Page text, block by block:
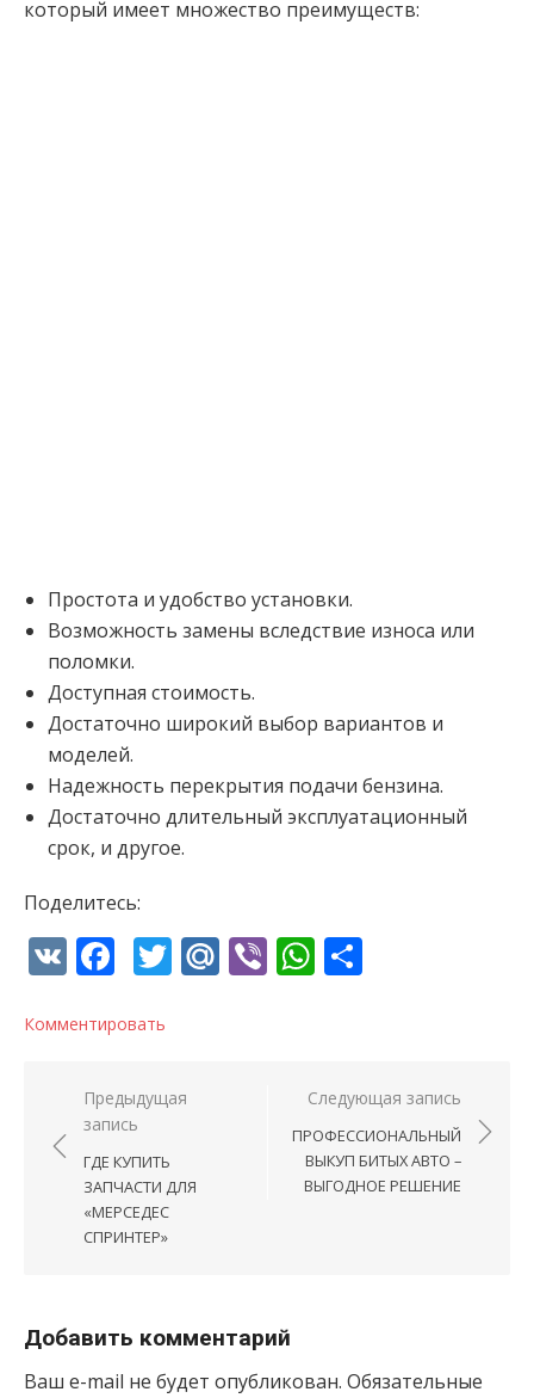
который имеет множество преимуществ:
Простота и удобство установки.
Возможность замены вследствие износа или
поломки.
Доступная стоимость.
Достаточно широкий выбор вариантов и
моделей.
Надежность перекрытия подачи бензина.
Достаточно длительный эксплуатационный
срок, и другое.
Поделитесь:
VK Facebook
Twitter
Mail.Ru
ViberWhatsApp
Комментировать
Навигация по записям
Предыдущая
запись
ГДЕ КУПИТЬ
ЗАПЧАСТИ ДЛЯ
«МЕРСЕДЕС
СПРИНТЕР»
Следующая запись
ПРОФЕССИОНАЛЬНЫЙ
ВЫКУП БИТЫХ АВТО –
ВЫГОДНОЕ РЕШЕНИЕ
Добавить комментарий
Ваш e-mail не будет опубликован. Обязательные